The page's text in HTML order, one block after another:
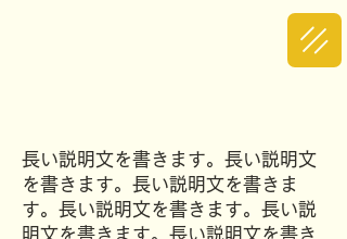
長い説明文を書きます。長い説明文
を書きます。長い説明文を書きま
す。長い説明文を書きます。長い説
明文を書きます。長い説明文を書き